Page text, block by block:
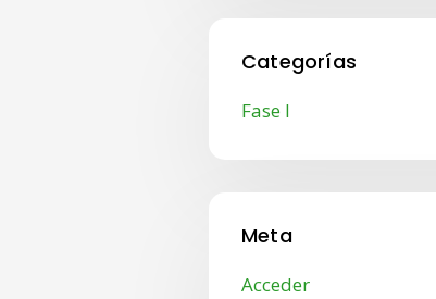
Categorías
Fase I
Meta
Acceder